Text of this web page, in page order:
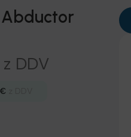
Abductor
z DDV
€